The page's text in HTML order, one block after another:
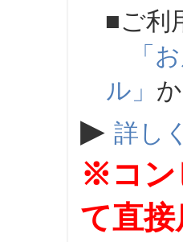
■ご利
「
ル」
▶ 詳し
※コン
て直